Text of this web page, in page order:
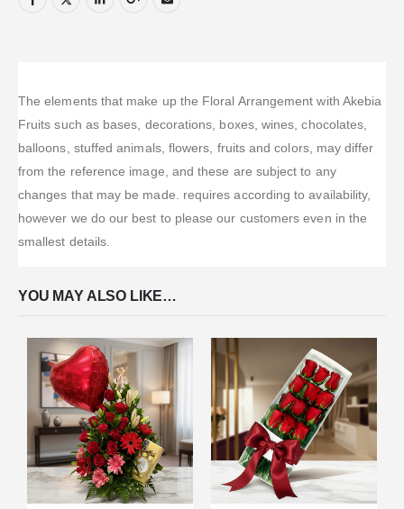
The elements that make up the Floral Arrangement with Akebia
Fruits such as bases, decorations, boxes, wines, chocolates,
balloons, stuffed animals, flowers, fruits and colors, may differ
from the reference image, and these are subject to any
changes that may be made. requires according to availability,
however we do our best to please our customers even in the
smallest details.
YOU MAY ALSO LIKE…